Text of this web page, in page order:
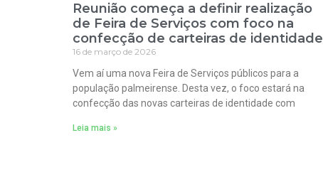
Reunião começa a definir realização
de Feira de Serviços com foco na
confecção de carteiras de identidade
16 de março de 2026
Vem aí uma nova Feira de Serviços públicos para a
população palmeirense. Desta vez, o foco estará na
confecção das novas carteiras de identidade com
Leia mais »